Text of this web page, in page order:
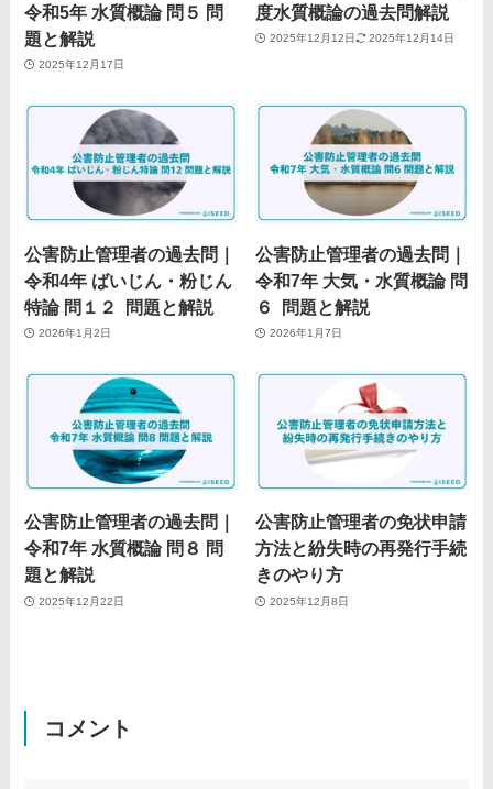
令和5年 水質概論 問５ 問
題と解説
2025年12月17日
度水質概論の過去問解説
2025年12月12日 2025年12月14日
公害防止管理者の過去問｜
令和4年 ばいじん・粉じん
特論 問１２ 問題と解説
2026年1月2日
公害防止管理者の過去問｜
令和7年 大気・水質概論 問
６ 問題と解説
2026年1月7日
公害防止管理者の過去問｜
令和7年 水質概論 問８ 問
題と解説
2025年12月22日
公害防止管理者の免状申請
方法と紛失時の再発行手続
きのやり方
2025年12月8日
コメント